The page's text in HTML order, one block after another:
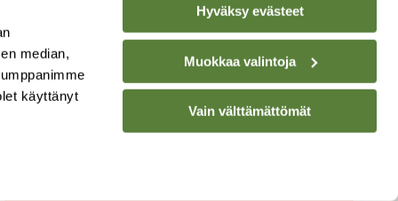
median,
käyttänyt
Hyväksy evästeet
Muokkaa valintoja
Vain välttämättömät
SUOMEN
LUONNONUUTIS­KIRJE
Sähköpostiosoite